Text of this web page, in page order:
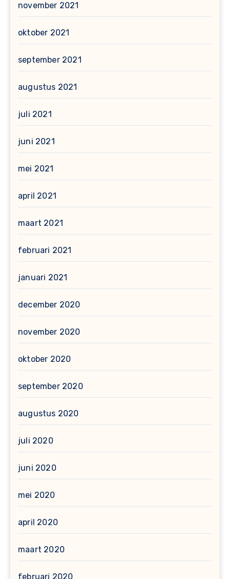
november 2021
oktober 2021
september 2021
augustus 2021
juli 2021
juni 2021
mei 2021
april 2021
maart 2021
februari 2021
januari 2021
december 2020
november 2020
oktober 2020
september 2020
augustus 2020
juli 2020
juni 2020
mei 2020
april 2020
maart 2020
februari 2020